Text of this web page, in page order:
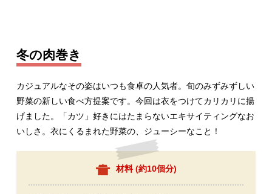
冬の肉巻き
カジュアルなその姿はいつも食卓の人気者。旬のみずみずしい
野菜の新しい食べ方提案です。今回は衣をつけてカリカリに揚
げました。「カツ」好きにはたまらないエキサイティングなお
いしさ。衣にくるまれた野菜の、ジューシーなこと！
材料 (約10個分)